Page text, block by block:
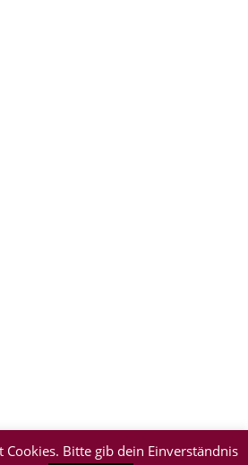
Cookies. Bitte gib dein Einverständnis